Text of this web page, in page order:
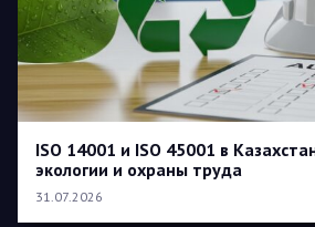
ISO 14001 и ISO 45001 в
экологии и охраны труда
31.07.2026